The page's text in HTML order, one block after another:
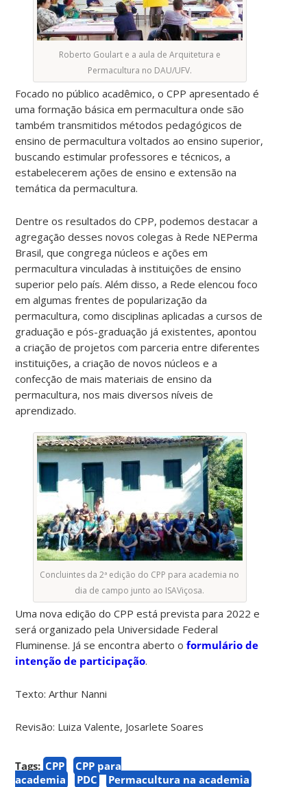
Roberto Goulart e a aula de Arquitetura e
Permacultura no DAU/UFV.
Focado no público acadêmico, o CPP apresentado é
uma formação básica em permacultura onde são
também transmitidos métodos pedagógicos de
ensino de permacultura voltados ao ensino superior,
buscando estimular professores e técnicos, a
estabelecerem ações de ensino e extensão na
temática da permacultura.
Dentre os resultados do CPP, podemos destacar a
agregação desses novos colegas à Rede NEPerma
Brasil, que congrega núcleos e ações em
permacultura vinculadas à instituições de ensino
superior pelo país. Além disso, a Rede elencou foco
em algumas frentes de popularização da
permacultura, como disciplinas aplicadas a cursos de
graduação e pós-graduação já existentes, apontou
a criação de projetos com parceria entre diferentes
instituições, a criação de novos núcleos e a
confecção de mais materiais de ensino da
permacultura, nos mais diversos níveis de
aprendizado.
Concluintes da 2ª edição do CPP para academia no
dia de campo junto ao ISAViçosa.
Uma nova edição do CPP está prevista para 2022 e
será organizado pela Universidade Federal
Fluminense. Já se encontra aberto oformulário de
intenção de participação.
Texto: Arthur Nanni
Revisão: Luiza Valente, Josarlete Soares
Tags: CPP
CPP para
academia
PDC Permacultura na academia